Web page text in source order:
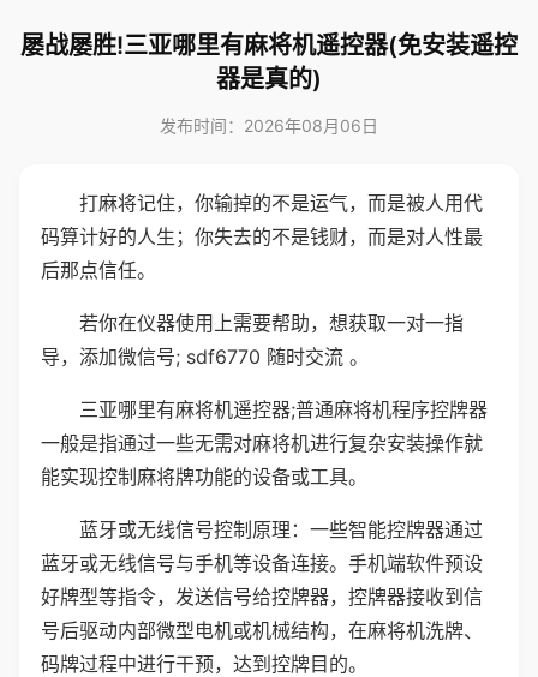
屡战屡胜!三亚哪里有麻将机遥控器(免安装遥控
器是真的)
发布时间：2026年08月06日
打麻将记住，你输掉的不是运气，而是被人用代
码算计好的人生；你失去的不是钱财，而是对人性最
后那点信任。
若你在仪器使用上需要帮助，想获取一对一指
导，添加微信号; sdf6770 随时交流 。
三亚哪里有麻将机遥控器;普通麻将机程序控牌器
一般是指通过一些无需对麻将机进行复杂安装操作就
能实现控制麻将牌功能的设备或工具。
蓝牙或无线信号控制原理：一些智能控牌器通过
蓝牙或无线信号与手机等设备连接。手机端软件预设
好牌型等指令，发送信号给控牌器，控牌器接收到信
号后驱动内部微型电机或机械结构，在麻将机洗牌、
码牌过程中进行干预，达到控牌目的。